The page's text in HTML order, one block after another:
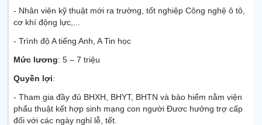
- Nhân viên kỹ thuật mới ra trường, tốt nghiệp Công nghệ ô tô,
cơ khí động lực,...
- Trình độ A tiếng Anh, A Tin học
Mức lương: 5 – 7 triệu
Quyền lợi:
- Tham gia đầy đủ BHXH, BHYT, BHTN và bảo hiểm nằm viện
phẩu thuật kết hợp sinh mạng con người Đươc hưởng trợ cấp
đối với các ngày nghỉ lễ, tết.